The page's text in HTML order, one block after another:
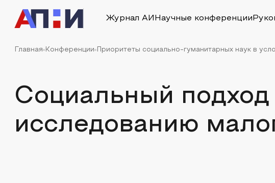
Журнал АИ Научные конференции
Главная Конференции Приоритеты социально-гуманитарных наук в
Социальный подход
исследованию